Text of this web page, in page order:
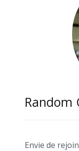
Random
Envie de